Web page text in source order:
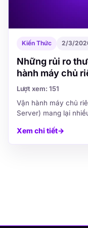
Kiến Thức 2/3/
Những rủi ro
hành máy chủ
phòng tránh
Lượt xem: 151
Vận hành máy chủ
Server) mang lại
doanh nghiệp. Tuy
không ít rủi ro nếu...
Xem chi tiết→